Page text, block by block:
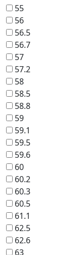
55
56
56.5
56.7
57
57.2
58
58.5
58.8
59
59.1
59.5
59.6
60
60.2
60.3
60.5
61.1
62.5
62.6
63